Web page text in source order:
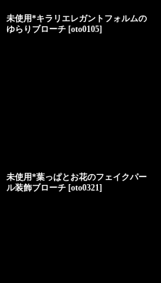
未使用*キラリエレガントフォルムの
ゆらりブローチ [oto0105]
未使用*葉っぱとお花のフェイクパー
ル装飾ブローチ [oto0321]